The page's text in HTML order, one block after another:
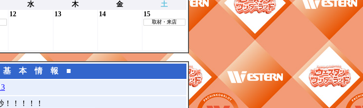
水 木 金 土
12 13 14 15
取材・来店
本 情 報 ■
！！！！